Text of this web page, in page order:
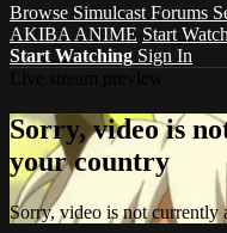
Browse Simulcast Forums
AKIBA ANIME Start
Start Watching Sign In
Sorry, video is
your country
Sorry, video is not